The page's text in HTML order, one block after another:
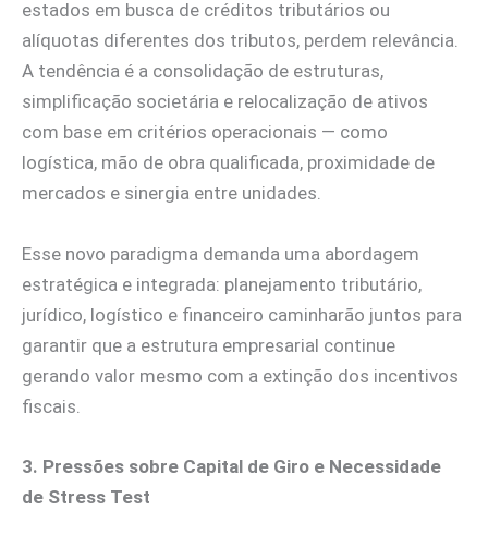
estados em busca de créditos tributários ou
alíquotas diferentes dos tributos, perdem relevância.
A tendência é a consolidação de estruturas,
simplificação societária e relocalização de ativos
com base em critérios operacionais — como
logística, mão de obra qualificada, proximidade de
mercados e sinergia entre unidades.
Esse novo paradigma demanda uma abordagem
estratégica e integrada: planejamento tributário,
jurídico, logístico e financeiro caminharão juntos para
garantir que a estrutura empresarial continue
gerando valor mesmo com a extinção dos incentivos
fiscais.
3. Pressões sobre Capital de Giro e Necessidade
de Stress Test